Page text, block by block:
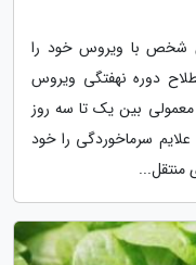
شخص با ویروس خود را
دوره نهفتگی ویروس
بین یک تا سه روز
سرماخوردگی را خود
منتقل...